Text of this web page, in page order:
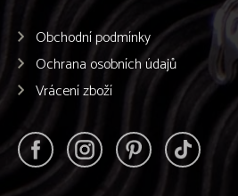
Shih-tzu
Sibiřský husky
Skotský teriér
Stafordšírský bulteriér
Šarpej
Šeltie
Obchodní podmínky
Ochrana osobních údajů
Vrácení zboží